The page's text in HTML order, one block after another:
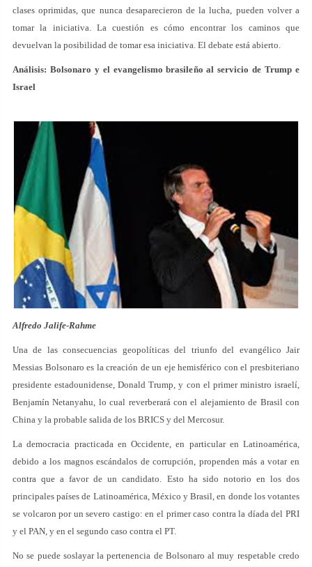
clases oprimidas, que nunca desaparecieron de la lucha, pueden volver a
tomar la iniciativa. La cuestión es cómo encontrar los caminos que
devuelvan la posibilidad de tomar esa iniciativa. El debate está abierto.
Análisis: Bolsonaro y el evangelismo brasileño al servicio de Trump e
Israel
Alfredo Jalife-Rahme
Una de las consecuencias geopolíticas del triunfo del evangélico Jair
Messias Bolsonaro es la creación de un eje hemisférico con el presbiteriano
presidente estadounidense, Donald Trump, y con el primer ministro israelí,
Benjamín Netanyahu, lo cual reverberará con el alejamiento de Brasil con
China y la probable salida de los BRICS y del Mercosur.
La democracia practicada en Occidente, en particular en Latinoamérica,
debido a los magnos escándalos de corrupción, propenden más a votar en
contra que a favor de un candidato. Esto ha sido notorio en los dos
principales países de Latinoamérica, México y Brasil, en donde los votantes
se volcaron por un severo castigo: en el primer caso contra la díada del PRI
y el PAN, y en el segundo caso contra el PT.
No se puede soslayar la pertenencia de Bolsonaro al muy respetable credo